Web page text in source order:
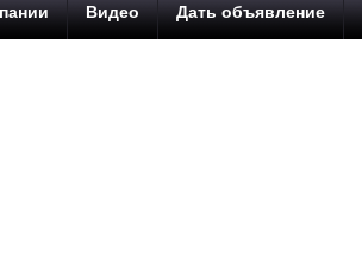
Видео Дать объявление